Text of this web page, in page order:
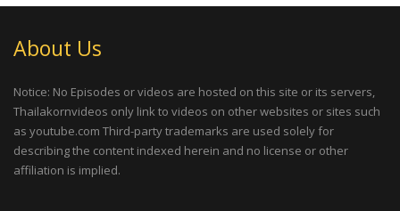
About Us
Notice: No Episodes or videos are hosted on this site or its servers,
Thailakornvideos only link to videos on other websites or sites such
as youtube.com Third-party trademarks are used solely for
describing the content indexed herein and no license or other
affiliation is implied.